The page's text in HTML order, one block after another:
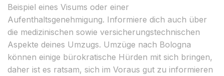
Beispiel eines Visums oder einer
Aufenthaltsgenehmigung. Informiere dich auch über
die medizinischen sowie versicherungstechnischen
Aspekte deines Umzugs. Umzüge nach Bologna
können einige bürokratische Hürden mit sich bringen,
daher ist es ratsam, sich im Voraus gut zu informieren